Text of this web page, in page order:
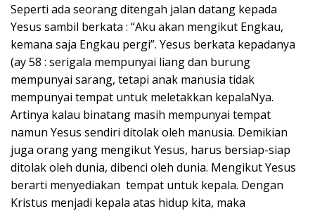
Seperti ada seorang ditengah jalan datang kepada
Yesus sambil berkata : “Aku akan mengikut Engkau,
kemana saja Engkau pergi”. Yesus berkata kepadanya
(ay 58 : serigala mempunyai liang dan burung
mempunyai sarang, tetapi anak manusia tidak
mempunyai tempat untuk meletakkan kepalaNya.
Artinya kalau binatang masih mempunyai tempat
namun Yesus sendiri ditolak oleh manusia. Demikian
juga orang yang mengikut Yesus, harus bersiap-siap
ditolak oleh dunia, dibenci oleh dunia. Mengikut Yesus
berarti menyediakan tempat untuk kepala. Dengan
Kristus menjadi kepala atas hidup kita, maka